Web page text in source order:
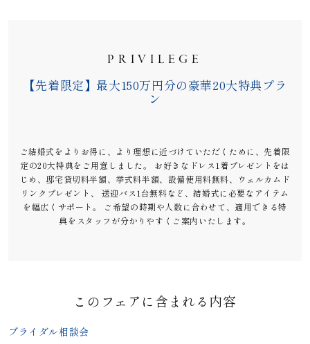
PRIVILEGE
【先着限定】最大150万円分の豪華20大特典プラ
ン
ご結婚式をよりお得に、より理想に近づけていただくために、先着限
定の20大特典をご用意しました。 お好きなドレス1着プレゼントをは
じめ、邸宅貸切料半額、挙式料半額、設備使用料無料、ウェルカムド
リンクプレゼント、 送迎バス1台無料など、結婚式に必要なアイテム
を幅広くサポート。 ご希望の時期や人数に合わせて、適用できる特
典をスタッフが分かりやすくご案内いたします。
このフェアに含まれる内容
ブライダル相談会